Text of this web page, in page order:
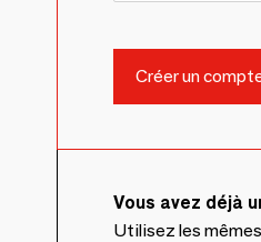
Vous avez déjà
Utilisez les